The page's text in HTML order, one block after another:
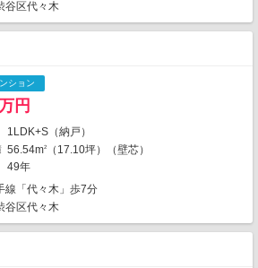
中心地から近い999件までを
表示しています。
谷区代々木
ション
円
1LDK+S（納戸）
56.54m2 （17.10坪）（壁芯）
49年
線「代々木」歩7分
谷区代々木